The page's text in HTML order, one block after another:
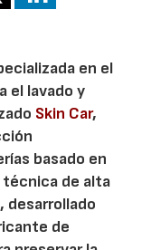
en el
el lavado y
Skin Car,
basado en
técnica de alta
desarrollado
de